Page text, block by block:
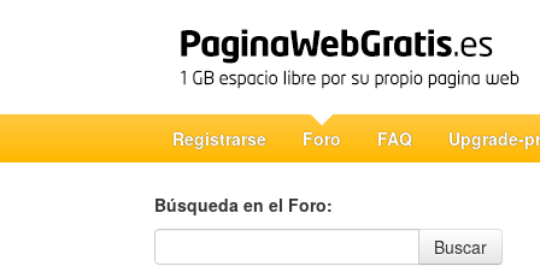
Registrarse Foro FAQ Upgrade-
Búsqueda en el Foro:
Búsqueda en el Foro
Buscar